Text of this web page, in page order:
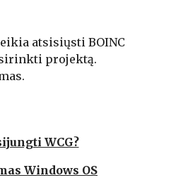
atsisiųsti BOINC
projektą.
WCG?
Windows OS